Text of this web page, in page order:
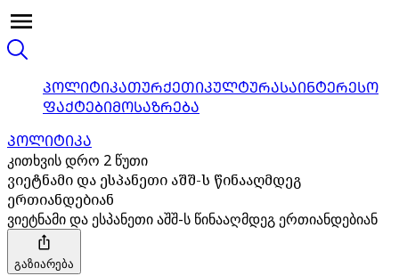
ᲞᲝᲚᲘᲢᲘᲙᲐᲗᲣᲠᲥᲔᲗᲘᲙᲣᲚᲢᲣᲠᲐᲡᲐᲘᲜᲢᲔᲠᲔᲡᲝ
ᲤᲐᲥᲢᲔᲑᲘᲛᲝᲡᲐᲖᲠᲔᲑᲐ
ᲞᲝᲚᲘᲢᲘᲙᲐ
კითხვის დრო 2 წუთი
ვიეტნამი და ესპანეთი აშშ-ს წინააღმდეგ
ერთიანდებიან
ვიეტნამი და ესპანეთი აშშ-ს წინააღმდეგ ერთიანდებიან
გაზიარება